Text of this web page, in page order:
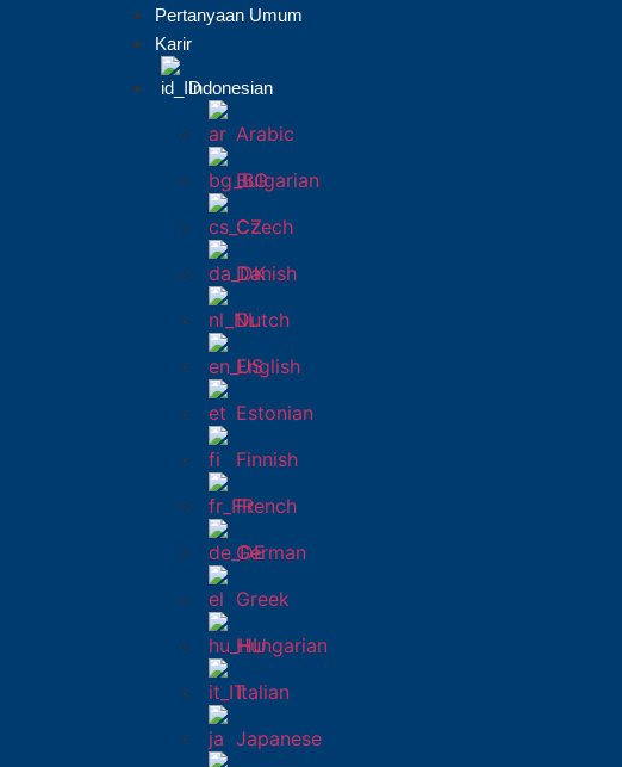
Pertanyaan Umum
Karir
Indonesian
Arabic
Bulgarian
Czech
Danish
Dutch
English
Estonian
Finnish
French
German
Greek
Hungarian
Italian
Japanese